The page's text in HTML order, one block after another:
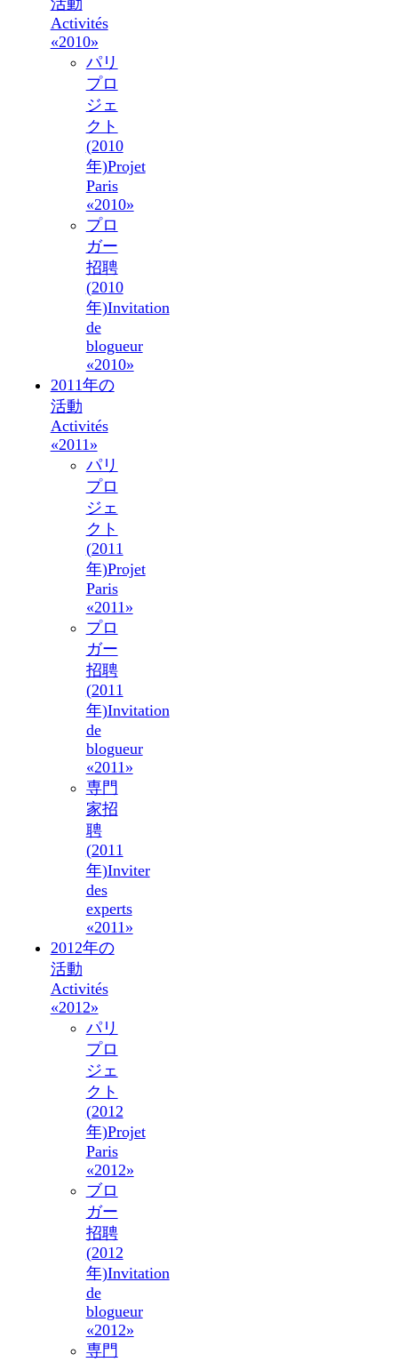
活動
Activités
«2010»
パリ
プロ
ジェ
クト
(2010
年)Projet
Paris
«2010»
プロ
ガー
招聘
(2010
年)Invitation
de
blogueur
«2010»
2011年の
活動
Activités
«2011»
パリ
プロ
ジェ
クト
(2011
年)Projet
Paris
«2011»
プロ
ガー
招聘
(2011
年)Invitation
de
blogueur
«2011»
専門
家招
聘
(2011
年)Inviter
des
experts
«2011»
2012年の
活動
Activités
«2012»
パリ
プロ
ジェ
クト
(2012
年)Projet
Paris
«2012»
ブロ
ガー
招聘
(2012
年)Invitation
de
blogueur
«2012»
専門